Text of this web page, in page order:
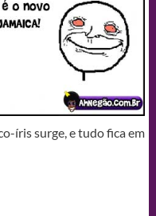
íris surge, e tudo fica em